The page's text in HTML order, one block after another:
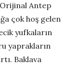
Antep
çok hoş gelen
yufkaların
yaprakların
Baklava